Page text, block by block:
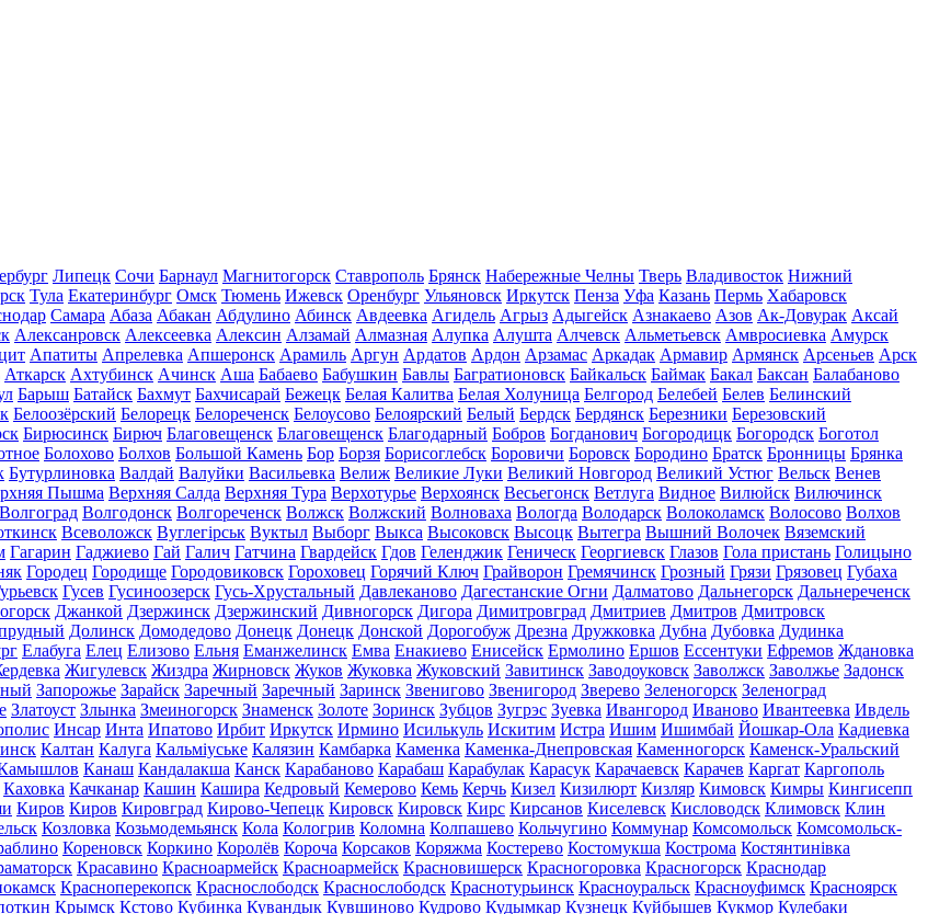
Липецк Сочи Барнаул Магнитогорск Ставрополь Брянск Набережные Челны Тверь Владивосток Нижний
Тула Екатеринбург Омск Тюмень Ижевск Оренбург Ульяновск Иркутск Пенза Уфа Казань Пермь Хабаровск
Самара Абаза Абакан Абдулино Абинск Авдеевка Агидель Агрыз Адыгейск Азнакаево Азов Ак-Довурак Аксай
Алексанровск Алексеевка Алексин Алзамай Алмазная Алупка Алушта Алчевск Альметьевск Амвросиевка Амурск
Апатиты Апрелевка Апшеронск Арамиль Аргун Ардатов Ардон Арзамас Аркадак Армавир Армянск Арсеньев Арск
Аткарск Ахтубинск Ачинск Аша Бабаево Бабушкин Бавлы Багратионовск Байкальск Баймак Бакал Баксан Балабаново
Барыш Батайск Бахмут Бахчисарай Бежецк Белая Калитва Белая Холуница Белгород Белебей Белев Белинский
Белоозёрский Белорецк Белореченск Белоусово Белоярский Белый Бердск Бердянск Березники Березовский
Бирюсинск Бирюч Благовещенск Благовещенск Благодарный Бобров Богданович Богородицк Богородск Боготол
Болохово Болхов Большой Камень Бор Борзя Борисоглебск Боровичи Боровск Бородино Братск Бронницы Брянка
Бутурлиновка Валдай Валуйки Васильевка Велиж Великие Луки Великий Новгород Великий Устюг Вельск Венев
Пышма Верхняя Салда Верхняя Тура Верхотурье Верхоянск Весьегонск Ветлуга Видное Вилюйск Вилючинск
Волгоград Волгодонск Волгореченск Волжск Волжский Волноваха Вологда Володарск Волоколамск Волосово Волхов
Всеволожск Вуглегірськ Вуктыл Выборг Выкса Высоковск Высоцк Вытегра Вышний Волочек Вяземский
Гагарин Гаджиево Гай Галич Гатчина Гвардейск Гдов Геленджик Геническ Георгиевск Глазов Гола пристань Голицыно
Городец Городище Городовиковск Гороховец Горячий Ключ Грайворон Гремячинск Грозный Грязи Грязовец Губаха
Гусев Гусиноозерск Гусь-Хрустальный Давлеканово Дагестанские Огни Далматово Дальнегорск Дальнереченск
Джанкой Дзержинск Дзержинский Дивногорск Дигора Димитровград Дмитриев Дмитров Дмитровск
Долинск Домодедово Донецк Донецк Донской Дорогобуж Дрезна Дружковка Дубна Дубовка Дудинка
Елабуга Елец Елизово Ельня Еманжелинск Емва Енакиево Енисейск Ермолино Ершов Ессентуки Ефремов Ждановка
Жигулевск Жиздра Жирновск Жуков Жуковка Жуковский Завитинск Заводоуковск Заволжск Заволжье Задонск
Запорожье Зарайск Заречный Заречный Заринск Звенигово Звенигород Зверево Зеленогорск Зеленоград
Златоуст Злынка Змеиногорск Знаменск Золоте Зоринск Зубцов Зугрэс Зуевка Ивангород Иваново Ивантеевка Ивдель
Инсар Инта Ипатово Ирбит Иркутск Ирмино Исилькуль Искитим Истра Ишим Ишимбай Йошкар-Ола Кадиевка
Калтан Калуга Кальміуське Калязин Камбарка Каменка Каменка-Днепровская Каменногорск Каменск-Уральский
Канаш Кандалакша Канск Карабаново Карабаш Карабулак Карасук Карачаевск Карачев Каргат Каргополь
Каховка Качканар Кашин Кашира Кедровый Кемерово Кемь Керчь Кизел Кизилюрт Кизляр Кимовск Кимры Кингисепп
Киров Киров Кировград Кирово-Чепецк Кировск Кировск Кирс Кирсанов Киселевск Кисловодск Климовск Клин
Козловка Козьмодемьянск Кола Кологрив Коломна Колпашево Кольчугино Коммунар Комсомольск Комсомольск-
Кореновск Коркино Королёв Короча Корсаков Коряжма Костерево Костомукша Кострома Костянтинівка
Красавино Красноармейск Красноармейск Красновишерск Красногоровка Красногорск Краснодар
Красноперекопск Краснослободск Краснослободск Краснотурьинск Красноуральск Красноуфимск Красноярск
Крымск Кстово Кубинка Кувандык Кувшиново Кудрово Кудымкар Кузнецк Куйбышев Кукмор Кулебаки